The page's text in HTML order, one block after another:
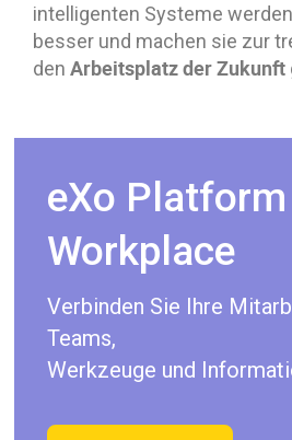
intelligenten Systeme
besser und machen sie zur
den Arbeitsplatz der Zukunft
eXo Platform
Workplace
Verbinden Sie Ihre
Teams,
Werkzeuge und